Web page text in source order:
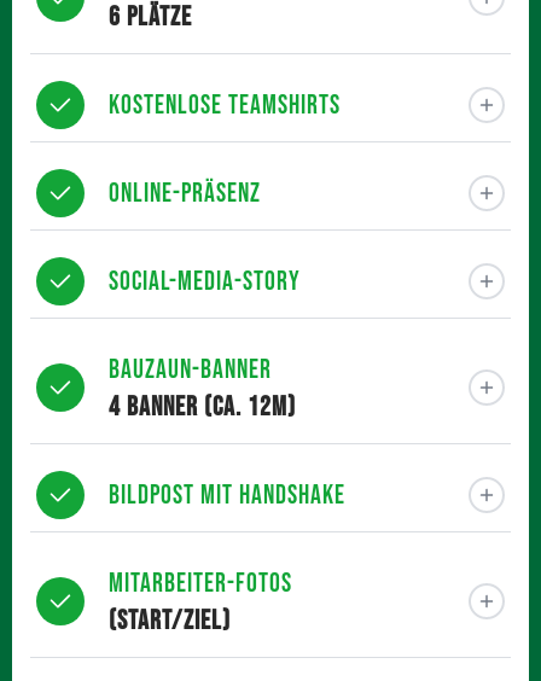
6 Plätze
Kostenlose Teamshirts
Online-Präsenz
Social-Media-Story
Bauzaun-Banner
4 Banner (ca. 12m)
Bildpost mit Handshake
Mitarbeiter-Fotos
(Start/Ziel)